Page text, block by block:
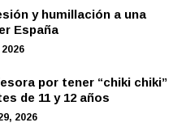
y humillación a una
España
por tener “chiki chiki”
de 11 y 12 años
2026